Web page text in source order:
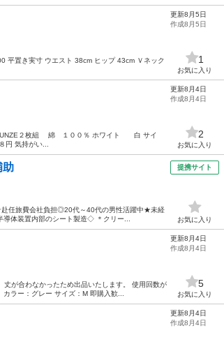
平置き実寸 ウエスト 38cm ヒップ 43cm Ｖネック
更新8月5日
作成8月5日
1
お気に入り
２枚組 綿 １００％ ホワイト 白 サイ
気持がい...
更新8月4日
作成8月4日
2
お気に入り
助
任旅費会社負担◎20代～40代の男性活躍中★未経
体装置内部のシート製造◇ ＊クリー...
提携サイト
お気に入り
が合わなかったため出品いたします。 使用回数が
ラー：グレー サイズ：M 即購入歓...
更新8月4日
作成8月4日
5
お気に入り
更新8月4日
作成8月4日